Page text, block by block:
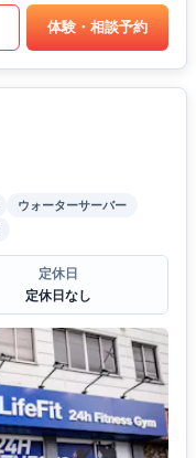
体験・相談予約
ウォーターサーバー
定休日
定休日なし